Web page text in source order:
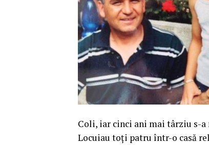
Coli, iar cinci ani mai târziu s-a
Locuiau toţi patru într-o casă